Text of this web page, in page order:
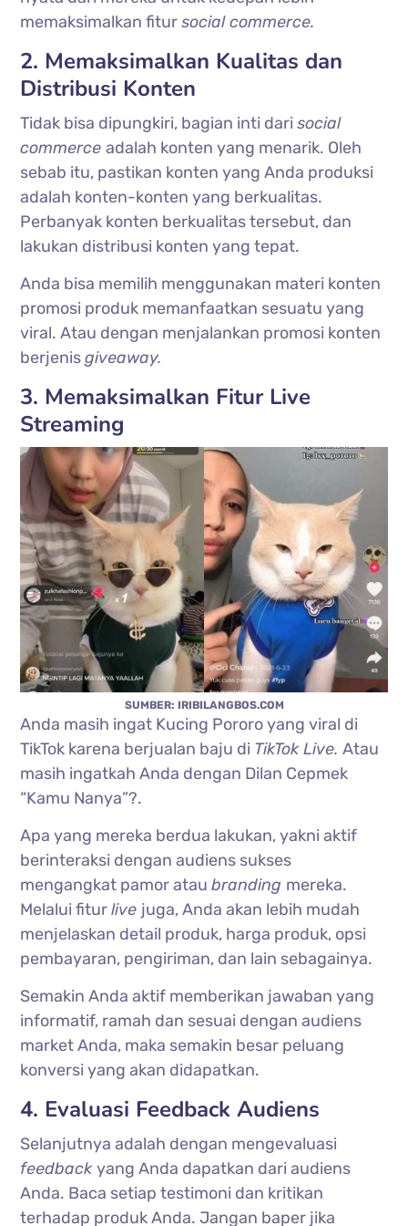
memaksimalkan fitursocial commerce.
2. Memaksimalkan Kualitas dan
Distribusi Konten
Tidak bisa dipungkiri, bagian inti darisocial
commerceadalah konten yang menarik. Oleh
sebab itu, pastikan konten yang Anda produksi
adalah konten-konten yang berkualitas.
Perbanyak konten berkualitas tersebut, dan
lakukan distribusi konten yang tepat.
Anda bisa memilih menggunakan materi konten
promosi produk memanfaatkan sesuatu yang
viral. Atau dengan menjalankan promosi konten
berjenisgiveaway.
3. Memaksimalkan Fitur Live
Streaming
SUMBER: IRIBILANGBOS.COM
Anda masih ingat Kucing Pororo yang viral di
TikTok karena berjualan baju di TikTok Live.Atau
masih ingatkah Anda dengan Dilan Cepmek
“Kamu Nanya”?.
Apa yang mereka berdua lakukan, yakni aktif
berinteraksi dengan audiens sukses
mengangkat pamor ataubranding mereka.
Melalui fiturlive juga, Anda akan lebih mudah
menjelaskan detail produk, harga produk, opsi
pembayaran, pengiriman, dan lain sebagainya.
Semakin Anda aktif memberikan jawaban yang
informatif, ramah dan sesuai dengan audiens
market Anda, maka semakin besar peluang
konversi yang akan didapatkan.
4. Evaluasi Feedback Audiens
Selanjutnya adalah dengan mengevaluasi
feedbackyang Anda dapatkan dari audiens
Anda. Baca setiap testimoni dan kritikan
terhadap produk Anda. Jangan baper jika